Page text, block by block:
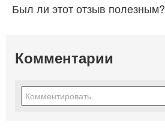
Был ли этот отзыв полезным?
Комментарии